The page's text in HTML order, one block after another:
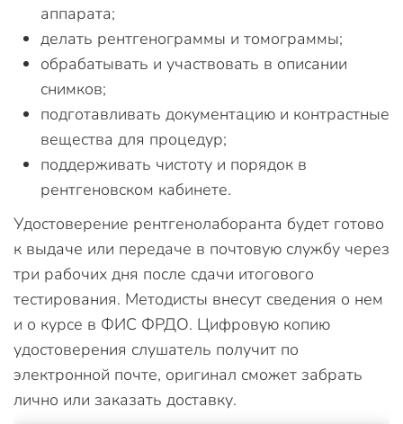
аппарата;
делать рентгенограммы и томограммы;
обрабатывать и участвовать в описании
снимков;
подготавливать документацию и контрастные
вещества для процедур;
поддерживать чистоту и порядок в
рентгеновском кабинете.
Удостоверение рентгенолаборанта будет готово
к выдаче или передаче в почтовую службу через
три рабочих дня после сдачи итогового
тестирования. Методисты внесут сведения о нем
и о курсе в ФИС ФРДО. Цифровую копию
удостоверения слушатель получит по
электронной почте, оригинал сможет забрать
лично или заказать доставку.